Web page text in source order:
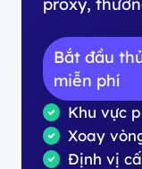
Bắt đầu
miễn phí
Khu vực
Xoay
Định vị